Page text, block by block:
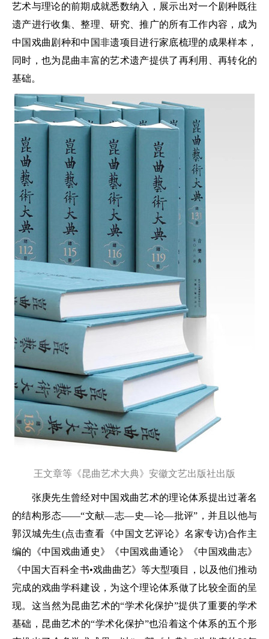
艺术与理论的前期成就悉数纳入，展示出对一个剧种既往
遗产进行收集、整理、研究、推广的所有工作内容，成为
中国戏曲剧种和中国非遗项目进行家底梳理的成果样本，
同时，也为昆曲丰富的艺术遗产提供了再利用、再转化的
基础。
王文章等《昆曲艺术大典》安徽文艺出版社出版
张庚先生曾经对中国戏曲艺术的理论体系提出过著名
的结构形态——“文献—志—史—论—批评”，并且以他与
郭汉城先生(点击查看《中国文艺评论》名家专访)合作主
编的《中国戏曲通史》《中国戏曲通论》《中国戏曲志》
《中国大百科全书•戏曲曲艺》等大型项目，以及他们推动
完成的戏曲学科建设，为这个理论体系做了比较全面的呈
现。这当然为昆曲艺术的“学术化保护”提供了重要的学术
基础，昆曲艺术的“学术化保护”也沿着这个体系的五个形